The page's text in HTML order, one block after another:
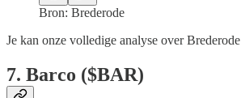
Bron: Brederode
Je kan onze volledige analyse over Brederode
7. Barco ($BAR)